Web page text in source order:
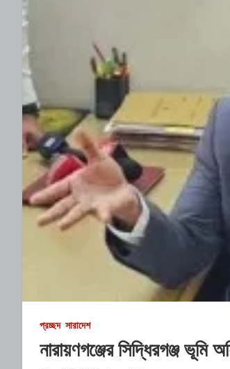
প্রচ্ছদ সারাদেশ
নারায়ণগঞ্জের সিদ্ধিরগঞ্জ ভূমি